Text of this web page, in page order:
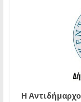
Η